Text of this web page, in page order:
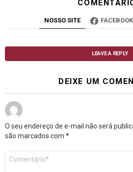
NOSSO SITE FACEBOOK
LEAVE A REPLY
DEIXE UM
O seu endereço de e-mail não será
são marcados com *